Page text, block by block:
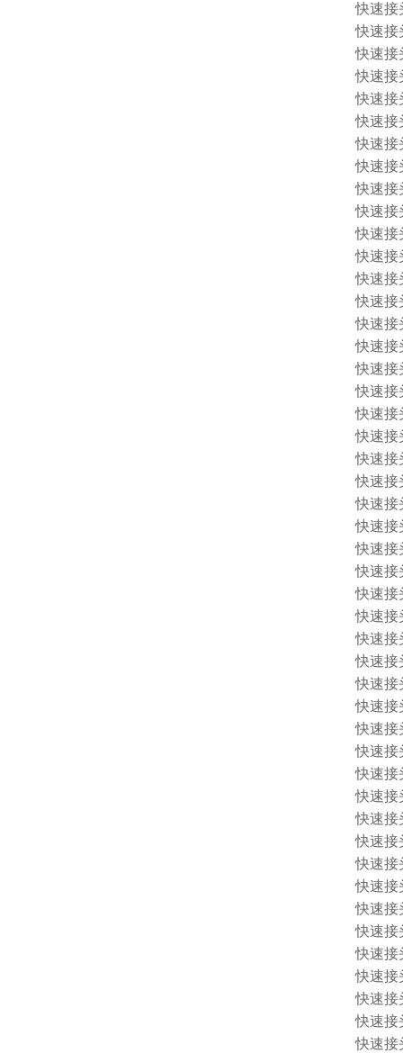
快速接
快速接
快速接
快速接
快速接
快速接
快速接
快速接
快速接
快速接
快速接
快速接
快速接
快速接
快速接
快速接
快速接
快速接
快速接
快速接
快速接
快速接
快速接
快速接
快速接
快速接
快速接
快速接
快速接
快速接
快速接
快速接
快速接
快速接
快速接
快速接
快速接
快速接
快速接
快速接
快速接
快速接
快速接
快速接
快速接
快速接
快速接